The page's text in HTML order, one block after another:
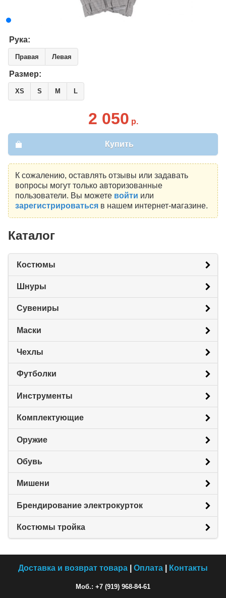
Рука:
Правая Левая
Размер:
XS S M L
2 050 р.
Купить
К сожалению, оставлять отзывы или задавать
вопросы могут только авторизованные
пользователи. Вы можете войти или
зарегистрироватьсяв нашем интернет-магазине.
Каталог
Костюмы
Шнуры
Сувениры
Маски
Чехлы
Футболки
Инструменты
Комплектующие
Оружие
Обувь
Мишени
Брендирование электрокурток
Костюмы тройка
Доставка и возврат товара Оплата Контакты
Моб.: +7 (919) 968-84-61